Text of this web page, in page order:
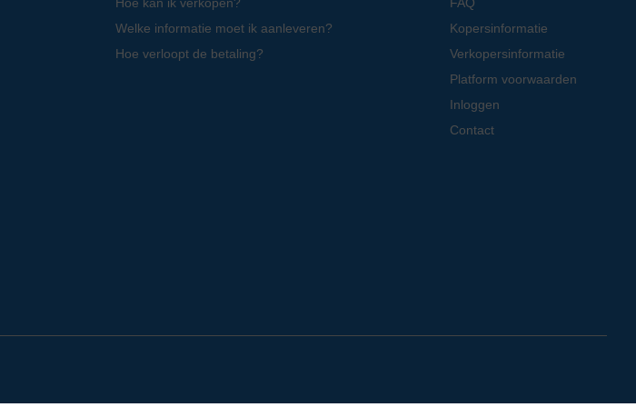
Welke informatie moet ik aanleveren?
Hoe verloopt de betaling?
Kopersinformatie
Verkopersinformatie
Platform voorwaarden
Inloggen
Contact